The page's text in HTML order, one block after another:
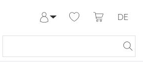
Meine Bestellungen
DE